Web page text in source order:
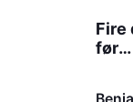
Fire
før